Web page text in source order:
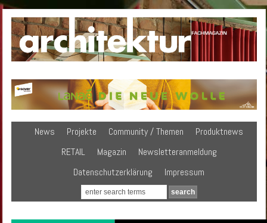
News Projekte Community / Themen
Produktnews
RETAIL
Magazin
Newsletteranmeldung
Datenschutzerklärung
Impressum